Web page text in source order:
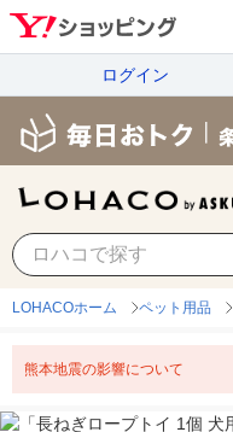
ログイン
LOHACOホーム ペット用品
熊本地震の影響について